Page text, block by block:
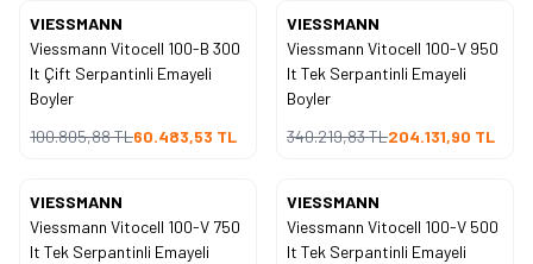
%40
İndirim
VIESSMANN
Viessmann Vitocell 100-B 300
lt Çift Serpantinli Emayeli
Boyler
100.805,88TL60.483,53 TL
%40
İndirim
VIESSMANN
Viessmann Vitocell 100-V 950
lt Tek Serpantinli Emayeli
Boyler
340.219,83TL204.131,90 TL
%40
İndirim
VIESSMANN
Viessmann Vitocell 100-V 750
lt Tek Serpantinli Emayeli
%40
İndirim
VIESSMANN
Viessmann Vitocell 100-V 500
lt Tek Serpantinli Emayeli